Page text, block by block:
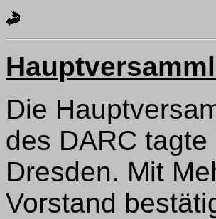
Die
des DARC
Dresden. Mit
Vorstand